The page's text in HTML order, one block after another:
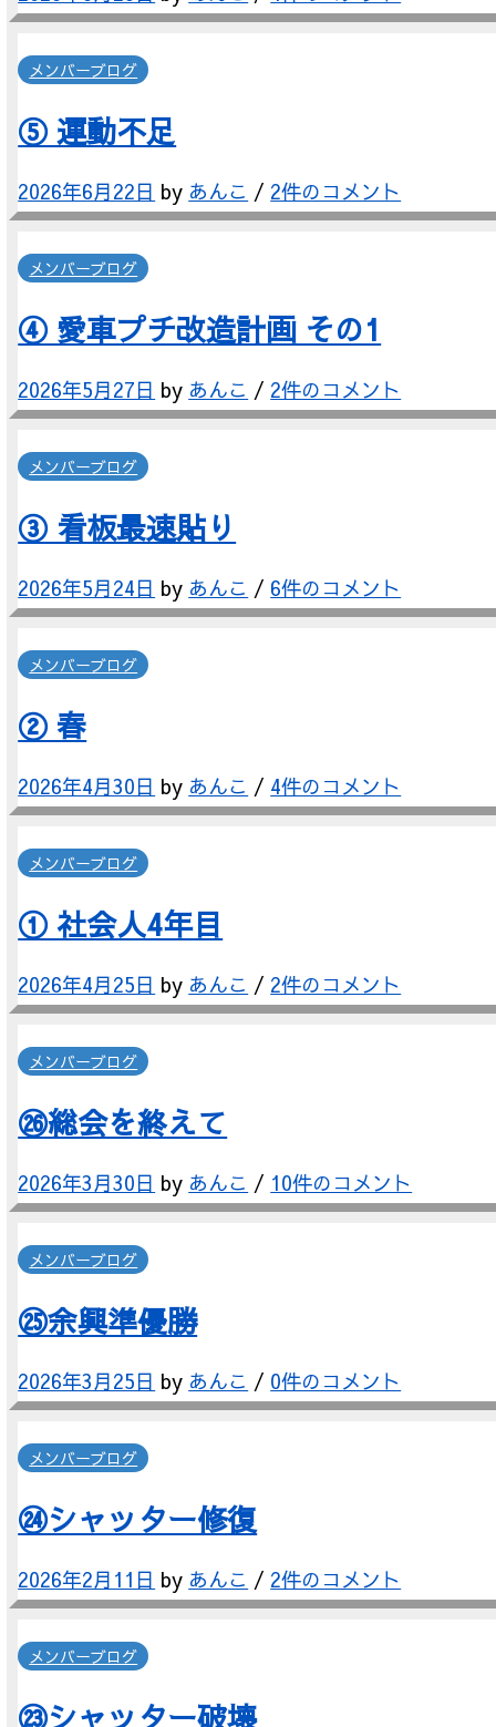
メンバーブログ
⑤ 運動不足
2026年6月22日 by あんこ / 2件のコメント
メンバーブログ
④ 愛車プチ改造計画 その1
2026年5月27日 by あんこ / 2件のコメント
メンバーブログ
③ 看板最速貼り
2026年5月24日 by あんこ / 6件のコメント
メンバーブログ
② 春
2026年4月30日 by あんこ /4件のコメント
メンバーブログ
① 社会人4年目
2026年4月25日 by あんこ / 2件のコメント
メンバーブログ
㉖総会を終えて
2026年3月30日 by あんこ / 10件のコメント
メンバーブログ
㉕余興準優勝
2026年3月25日 by あんこ / 0件のコメント
メンバーブログ
㉔シャッター修復
2026年2月11日 by あんこ / 2件のコメント
メンバーブログ
㉓シャッター破壊